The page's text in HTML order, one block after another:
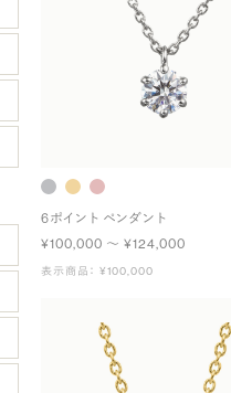
6ポイント ペンダント
¥100,000 〜 ¥124,000
表示商品： ¥100,000